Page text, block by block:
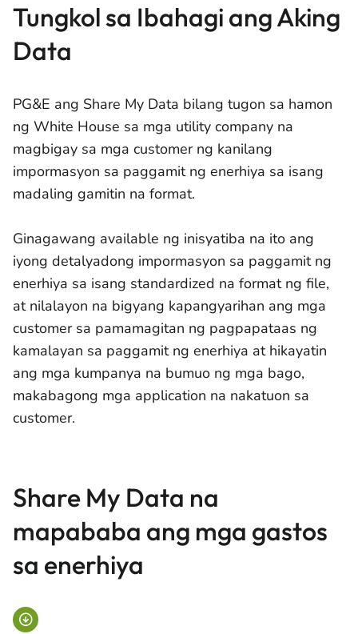
Tungkol sa Ibahagi ang Aking
Data
PG&E ang Share My Data bilang tugon sa hamon
ng White House sa mga utility company na
magbigay sa mga customer ng kanilang
impormasyon sa paggamit ng enerhiya sa isang
madaling gamitin na format.
Ginagawang available ng inisyatiba na ito ang
iyong detalyadong impormasyon sa paggamit ng
enerhiya sa isang standardized na format ng file,
at nilalayon na bigyang kapangyarihan ang mga
customer sa pamamagitan ng pagpapataas ng
kamalayan sa paggamit ng enerhiya at hikayatin
ang mga kumpanya na bumuo ng mga bago,
makabagong mga application na nakatuon sa
customer.
Share My Data na
mapababa ang mga gastos
sa enerhiya